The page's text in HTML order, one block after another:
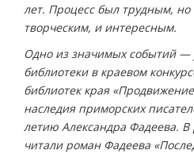
лет. Процесс был трудным,
творческим, и интересным.
Одно из значимых событий —
библиотеки в краевом
библиотек края
наследия приморских
летию Александра Фадеева.
читали роман Фадеева